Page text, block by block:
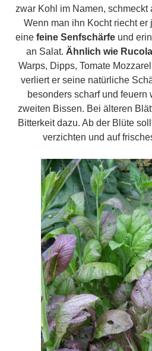
zwar Kohl im Namen, schmeckt
Wenn man ihn Kocht riecht er
eine feine Senfschärfe und
an Salat. Ähnlich wie Rucola
Warps, Dipps, Tomate
verliert er seine natürliche
besonders scharf und feuern
zweiten Bissen. Bei älteren
Bitterkeit dazu. Ab der Blüte
verzichten und auf